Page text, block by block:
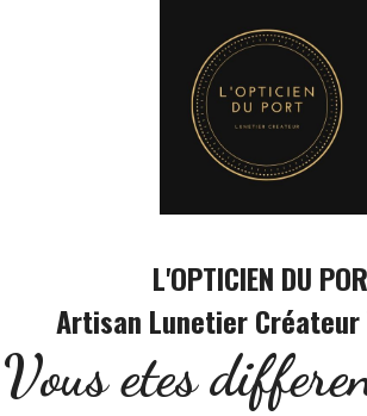
L'OPTICIEN DU
Artisan Lunetier
Vous etes